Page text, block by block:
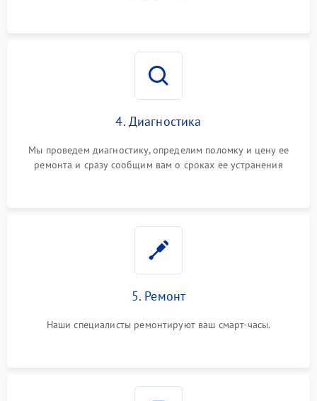
4. Диагностика
Мы проведем диагностику, определим поломку и цену ее
ремонта и сразу сообщим вам о сроках ее устранения
5. Ремонт
Наши специалисты ремонтируют ваш смарт-часы.